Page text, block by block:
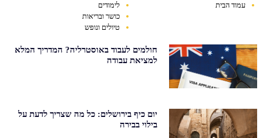
עמוד הבית
לימודים
כושר ובריאות
טיולים ונופש
חולמים לעבוד באוסטרליה? המדריך המלא
למציאת עבודה
יום כיף בירושלים: כל מה שצריך לדעת על
בילוי בבירה